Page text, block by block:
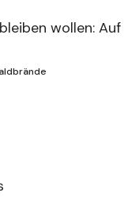
wollen: Auf